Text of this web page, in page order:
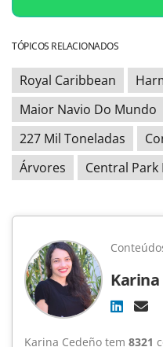
TÓPICOS RELACIONADOS
Royal Caribbean
Maior Navio Do Mundo
227 Mil Toneladas
Árvores
Central Park
Karina
Karina Cedeño tem 8321